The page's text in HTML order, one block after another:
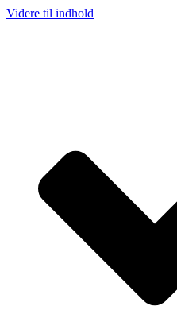
Videre til indhold